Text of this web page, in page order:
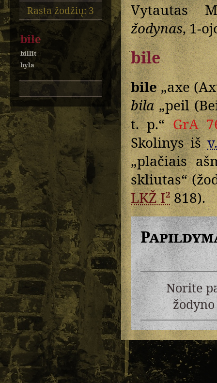
Rasta žodžių: 3
bile
billīt
byla
Vytautas
žodynas, 1-
bile
bile„axe
bila„peil
t. p.“GrA
Skolinys iš
„plačiais
skliutas“
LKŽ I²818).
Norite